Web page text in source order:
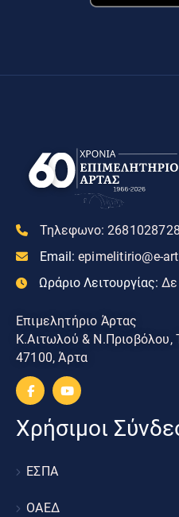
Τηλεφωνο: 2681028728
Email: epimelitirio@e-
Ωράριο Λειτουργίας:
Επιμελητήριο Άρτας
Κ.Αιτωλού & Ν.Πριοβόλου,
47100, Άρτα
Χρήσιμοι
ΕΣΠΑ
ΟΑΕΔ